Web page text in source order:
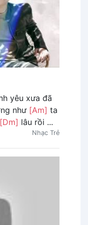
yêu xưa đã
như [Am] ta
[Dm] lâu rồi ...
Nhạc Trẻ